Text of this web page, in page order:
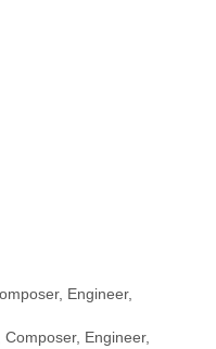
Engineer,
Engineer,